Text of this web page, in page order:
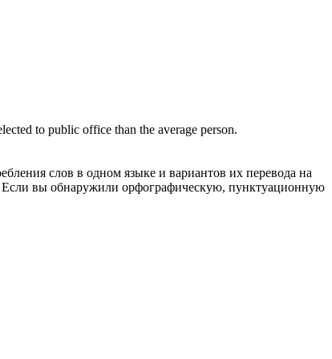
to public office than the average person.
слов в одном языке и вариантов их перевода на
Если вы обнаружили орфографическую, пунктуационную